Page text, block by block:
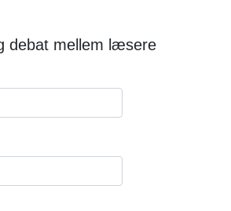
debat mellem læsere